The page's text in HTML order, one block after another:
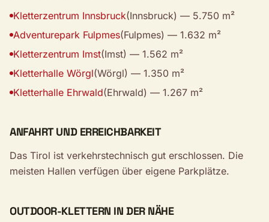
Kletterzentrum Innsbruck(Innsbruck) — 5.750 m²
Adventurepark Fulpmes(Fulpmes) — 1.632 m²
Kletterzentrum Imst(Imst) — 1.562 m²
Kletterhalle Wörgl(Wörgl) — 1.350 m²
Kletterhalle Ehrwald(Ehrwald) — 1.267 m²
ANFAHRT UND ERREICHBARKEIT
Das Tirol ist verkehrstechnisch gut erschlossen. Die
meisten Hallen verfügen über eigene Parkplätze.
OUTDOOR-KLETTERN IN DER NÄHE